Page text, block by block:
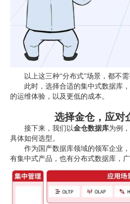
以上这三种“分布式”场景，都不需
此时，选择合适的集中式数据库
的运维体验，以及更低的成本。
选择金仓，应对
接下来，我们以金仓数据库为例
具体如何选型。
作为国产数据库领域的领军企业
有集中式产品，也有分布式数据库，